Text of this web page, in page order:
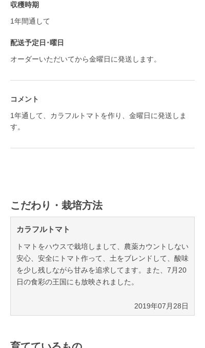
収穫時期
1年間通して
配送予定日･曜日
オーダーいただいてから金曜日に発送します。
コメント
1年通して、カラフルトマトを作り、金曜日に発送しま
す。
こだわり・栽培方法
カラフルトマト
トマトをハウスで栽培しまして、農薬カウントしない
安心、安全にトマト作って、土をブレンドして、酸味
を少し残しながら甘みを追求してます。また、7月20
日の食彩の王国にも放映されました。
2019年07月28日